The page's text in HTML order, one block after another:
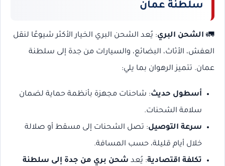
سلطنة عمان
🚛 الشحن البري: يُعد الشحن البري الخيار الأكثر شيوعًا لنقل
العفش، الأثاث، البضائع، والسيارات من جدة إلى سلطنة
عمان. تتميز الرهوان بما يلي:
أسطول حديث: شاحنات مجهزة بأنظمة حماية لضمان
سلامة الشحنات.
سرعة التوصيل: تصل الشحنات إلى مسقط أو صلالة
خلال أيام قليلة، حسب المسافة.
تكلفة اقتصادية: يُعد شحن بري من جدة إلى سلطنة